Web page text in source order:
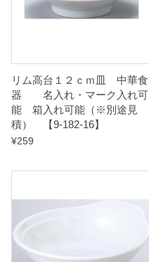
積
）
【
1
リム高台１２ｃｍ皿 中華食
器 名入れ・マーク入れ可
能 箱入れ可能（※別途見
積） 【9-182-16】
¥259